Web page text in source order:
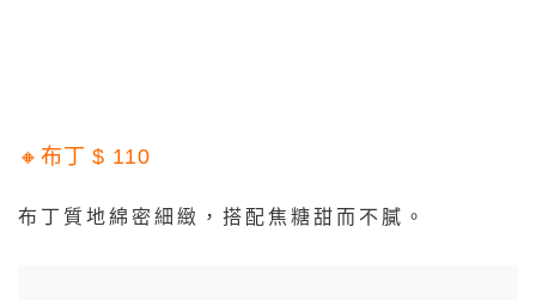
🔸布丁 $ 110
布丁質地綿密細緻，搭配焦糖甜而不膩。